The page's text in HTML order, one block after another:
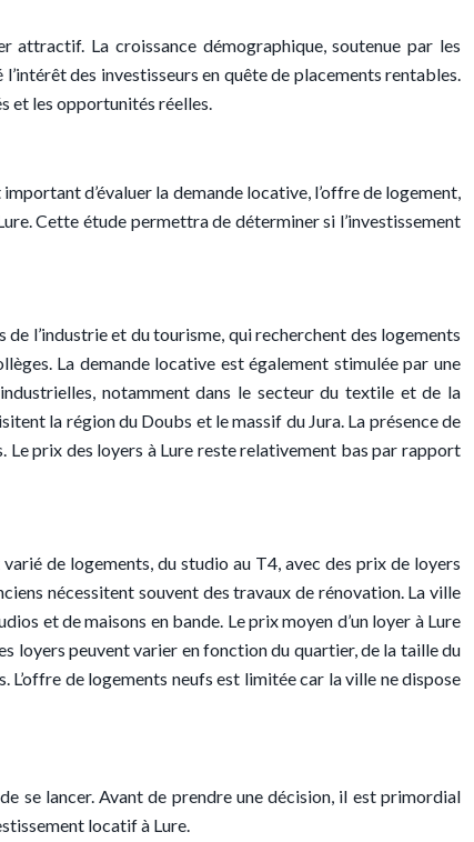
La croissance démographique, soutenue par les
des investisseurs en quête de placements rentables.
et les opportunités réelles.
d’évaluer la demande locative, l’offre de logement,
Cette étude permettra de déterminer si l’investissement
l’industrie et du tourisme, qui recherchent des logements
La demande locative est également stimulée par une
notamment dans le secteur du textile et de la
la région du Doubs et le massif du Jura. La présence de
Le prix des loyers à Lure reste relativement bas par rapport
de logements, du studio au T4, avec des prix de loyers
nécessitent souvent des travaux de rénovation. La ville
et de maisons en bande. Le prix moyen d’un loyer à Lure
loyers peuvent varier en fonction du quartier, de la taille du
de logements neufs est limitée car la ville ne dispose
se lancer. Avant de prendre une décision, il est primordial
locatif à Lure.